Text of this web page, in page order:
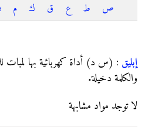
ص
ط ع ق ك م
إبليق : (س د) أداة كهربائية بها لمبات
والكلمة دخيلة.
لا توجد مواد مشابهة